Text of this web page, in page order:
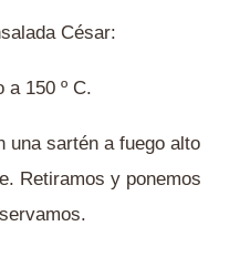
César:
a 150 º C.
una sartén a fuego alto
Retiramos y ponemos